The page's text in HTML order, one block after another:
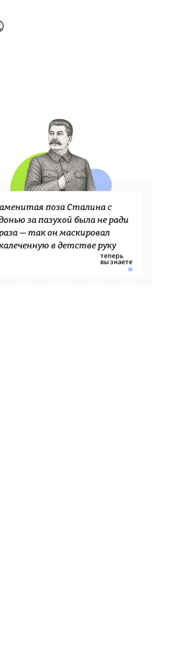
поза Сталина с
за пазухой была не ради
— так он маскировал
в детстве руку